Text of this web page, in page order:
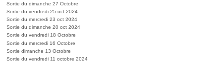
Sortie du dimanche 27 Octobre
Sortie du vendredi 25 oct 2024
Sortie du mercredi 23 oct 2024
Sortie du dimanche 20 oct 2024
Sortie du vendredi 18 Octobre
Sortie du mercredi 16 Octobre
Sortie dimanche 13 Octobre
Sortie du vendredi 11 octobre 2024